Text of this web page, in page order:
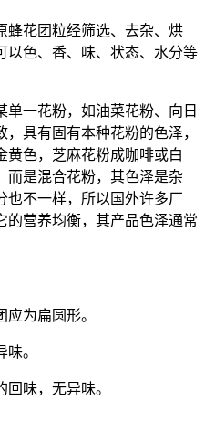
蜂花团粒经筛选、去杂、烘
以色、香、味、状态、水分等
一花粉，如油菜花粉、向日
具有固有本种花粉的色泽，
黄色，芝麻花粉成咖啡或白
而是混合花粉，其色泽是杂
也不一样，所以国外许多厂
的营养均衡，其产品色泽通常
为扁圆形。
。
味，无异味。